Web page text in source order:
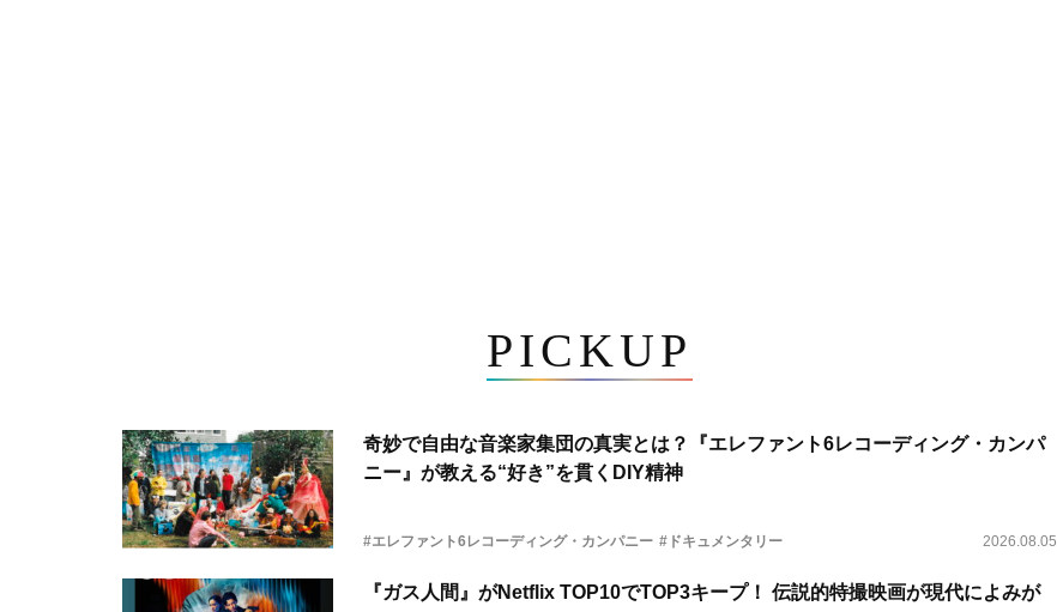
PICKUP
奇妙で自由な音楽家集団の真実とは？『エレファント6レコーディング・カンパ
ニー』が教える“好き”を貫くDIY精神
#エレファント6レコーディング・カンパニー #ドキュメンタリー 2026.08.05
『ガス人間』がNetflix TOP10でTOP3キープ！ 伝説的特撮映画が現代によみが